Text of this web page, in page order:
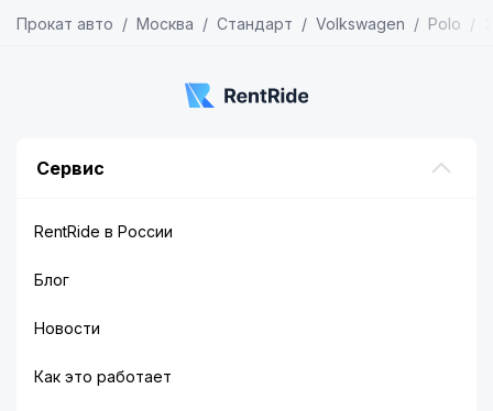
Прокат авто Москва Стандарт Volkswagen Polo
Сервис
RentRide в России
Блог
Новости
Как это работает